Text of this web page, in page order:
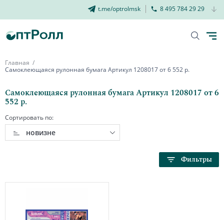
t.me/optrolmsk 8 495 784 29 29
Главная
Самоклеющаяся рулонная бумага Артикул 1208017 от 6 552 р.
Самоклеющаяся рулонная бумага Артикул 1208017 от 6
552 р.
Сортировать по:
новизне
Фильтры